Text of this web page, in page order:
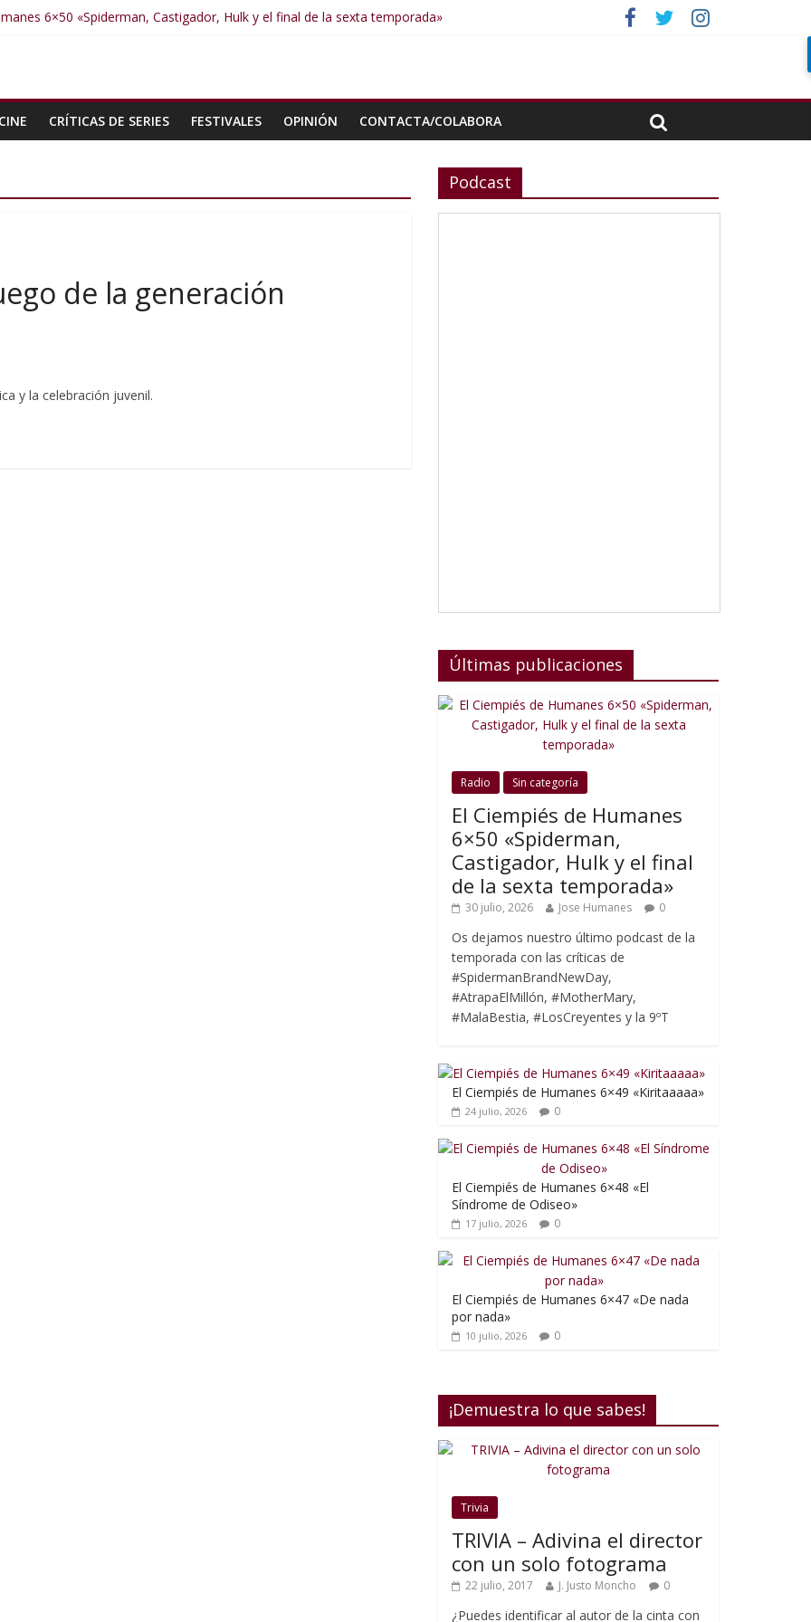
6×50 «Spiderman, Castigador, Hulk y el final de la sexta temporada»
6×46 «Ciudadano Minion»
CRÍTICAS DE SERIES FESTIVALES OPINIÓN CONTACTA/COLABORA
de la generación
y la celebración juvenil.
Podcast
Últimas publicaciones
Radio Sin categoría
El Ciempiés de Humanes
6×50 «Spiderman,
Castigador, Hulk y el final
de la sexta temporada»
30 julio, 2026 Jose Humanes 0
Os dejamos nuestro último podcast de la
temporada con las críticas de
#SpidermanBrandNewDay,
#AtrapaElMillón, #MotherMary,
#MalaBestia, #LosCreyentes y la 9ºT
El Ciempiés de Humanes 6×49 «Kiritaaaaa»
24 julio, 2026 0
El Ciempiés de Humanes 6×48 «El
Síndrome de Odiseo»
17 julio, 2026 0
El Ciempiés de Humanes 6×47 «De nada
por nada»
10 julio, 2026 0
¡Demuestra lo que sabes!
Trivia
TRIVIA – Adivina el director
con un solo fotograma
22 julio, 2017 J. Justo Moncho 0
¿Puedes identificar al autor de la cinta con